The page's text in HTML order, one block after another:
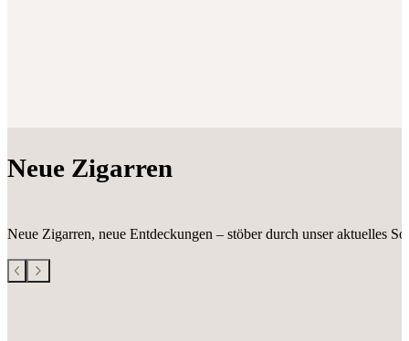
Neue Zigarren
Neue Zigarren, neue Entdeckungen – stöber durch unser aktuelles